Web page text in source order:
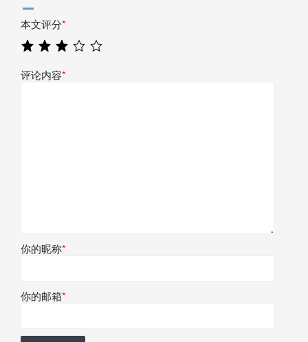
本文评分*
评论内容*
你的昵称*
你的邮箱*